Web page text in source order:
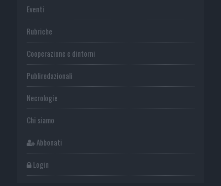
Eventi
Rubriche
Cooperazione e dintorni
Publiredazionali
Necrologie
Chi siamo
Abbonati
Login